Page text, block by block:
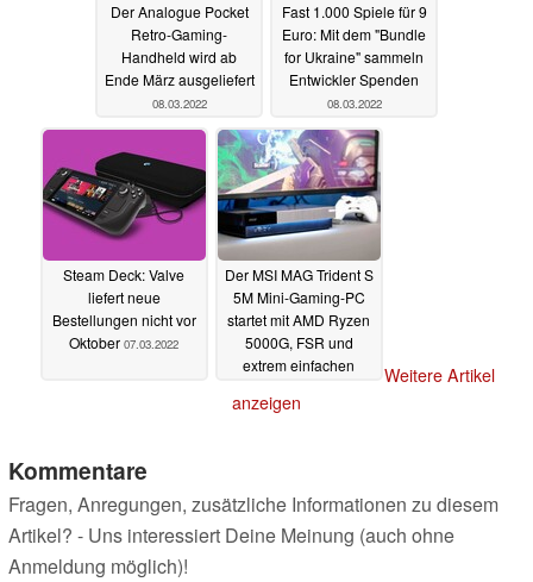
Der Analogue Pocket
Retro-Gaming-
Handheld wird ab
Ende März ausgeliefert
08.03.2022
Fast 1.000 Spiele für 9
Euro: Mit dem "Bundle
for Ukraine" sammeln
Entwickler Spenden
08.03.2022
Steam Deck: Valve
liefert neue
Bestellungen nicht vor
Oktober 07.03.2022
Der MSI MAG Trident S
5M Mini-Gaming-PC
startet mit AMD Ryzen
5000G, FSR und
extrem einfachen
Weitere Artikel
anzeigen
Kommentare
Fragen, Anregungen, zusätzliche Informationen zu diesem
Artikel? - Uns interessiert Deine Meinung (auch ohne
Anmeldung möglich)!